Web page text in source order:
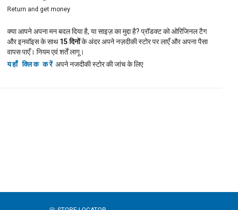
Return and get money
क्या आपने अपना मन बदल दिया है, या साइज़ का मुद्दा है? प्रॉडक्ट को ओरिजिनल टैग
और इनवॉइस के साथ15 दिनोंके अंदर अपने नज़दीकी स्टोर पर लाएँ और अपना पैसा
वापस पाएँ। नियम एवं शर्तें लागू।
यहाँ क्लिक करें अपने नजदीकी स्टोर की जांच के लिए